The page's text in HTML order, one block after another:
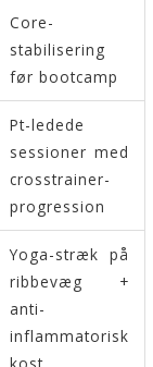
Core-
stabilisering
før bootcamp
Pt-ledede
sessioner med
crosstrainer-
progression
Yoga-stræk på
ribbevæg +
anti-
inflammatorisk